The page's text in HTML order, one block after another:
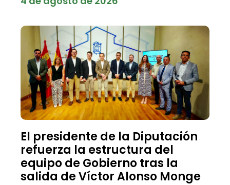
El presidente de la Diputación
refuerza la estructura del
equipo de Gobierno tras la
salida de Víctor Alonso Monge